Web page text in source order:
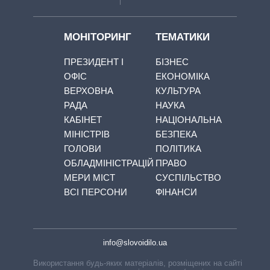
МОНІТОРИНГ
ПРЕЗИДЕНТ І
ОФІС
ВЕРХОВНА
РАДА
КАБІНЕТ
МІНІСТРІВ
ГОЛОВИ
ОБЛАДМІНІСТРАЦІЙ
МЕРИ МІСТ
ВСІ ПЕРСОНИ
ТЕМАТИКИ
БІЗНЕС
ЕКОНОМІКА
КУЛЬТУРА
НАУКА
НАЦІОНАЛЬНА
БЕЗПЕКА
ПОЛІТИКА
ПРАВО
СУСПІЛЬСТВО
ФІНАНСИ
info@slovoidilo.ua
Використання будь-яких матеріалів, розміщених на сайті,